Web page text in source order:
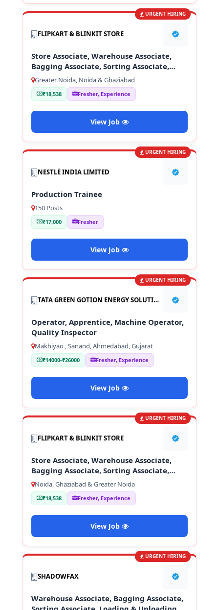
URGENT HIRING
FLIPKART & BLINKIT STORE
Store Associate, Warehouse Associate,
Bagging Associate, Sorting Associate,
Loading & Unloading Staff
Greater Noida, Noida & Ghaziabad
₹18,538 Fresher, Experience
View Job
URGENT HIRING
NESTLÉ INDIA LIMITED
Production Trainee
150 Posts
₹17,000 Fresher
View Job
URGENT HIRING
TATA GREEN GOTION ENERGY SOLUTION PVT LTD
Operator, Apprentice, Machine Operator,
Quality Inspector
Makhiyao , Sanand, Ahmedabad, Gujarat
₹14000-₹26000 Fresher, Experience
View Job
URGENT HIRING
FLIPKART & BLINKIT STORE
Store Associate, Warehouse Associate,
Bagging Associate, Sorting Associate,
Loading & Unloading Staff
Noida, Ghaziabad & Greater Noida
₹18,538 Fresher, Experience
View Job
URGENT HIRING
SHADOWFAX
Warehouse Associate, Bagging Associate,